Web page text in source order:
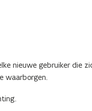
nieuwe gebruiker die
waarborgen.